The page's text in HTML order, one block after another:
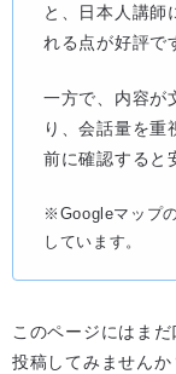
と、日本人講師
れる点が好評で
一方で、内容が
り、会話量を重
前に確認すると
※Googleマップ
しています。
このページにはま
投稿してみませんか